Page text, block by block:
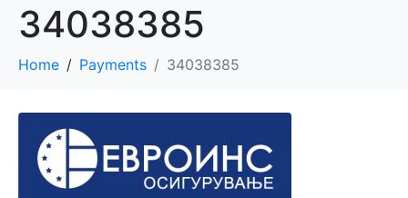
34038385
Home Payments 34038385